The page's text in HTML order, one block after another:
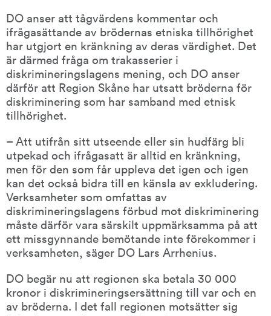
DO anser att tågvärdens kommentar och
ifrågasättande av brödernas etniska tillhörighet
har utgjort en kränkning av deras värdighet. Det
är därmed fråga om trakasserier i
diskrimineringslagens mening, och DO anser
därför att Region Skåne har utsatt bröderna för
diskriminering som har samband med etnisk
tillhörighet.
– Att utifrån sitt utseende eller sin hudfärg bli
utpekad och ifrågasatt är alltid en kränkning,
men för den som får uppleva det igen och igen
kan det också bidra till en känsla av exkludering.
Verksamheter som omfattas av
diskrimineringslagens förbud mot diskriminering
måste därför vara särskilt uppmärksamma på att
ett missgynnande bemötande inte förekommer i
verksamheten, säger DO Lars Arrhenius.
DO begär nu att regionen ska betala 30 000
kronor i diskrimineringsersättning till var och en
av bröderna. I det fall regionen motsätter sig